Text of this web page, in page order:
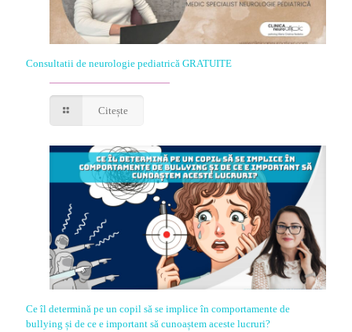
Consultatii de neurologie pediatrică GRATUITE
Citește
Ce îl determină pe un copil să se implice în comportamente de
bullying și de ce e important să cunoaștem aceste lucruri?